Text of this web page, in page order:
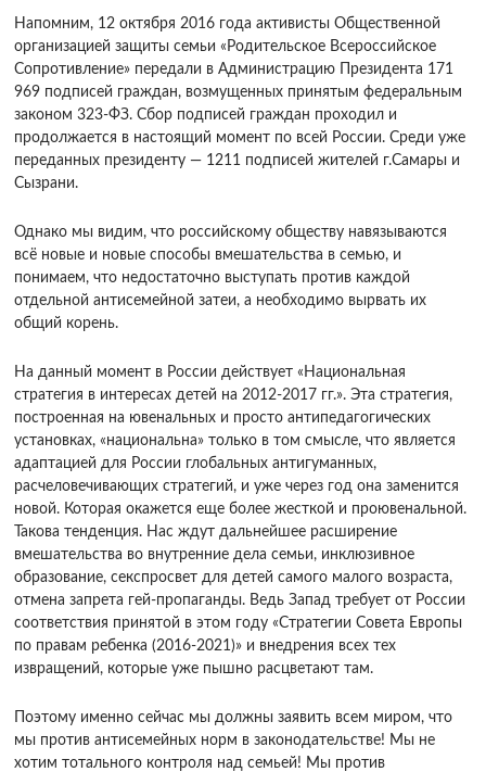
Напомним, 12 октября 2016 года активисты Общественной
организацией защиты семьи «Родительское Всероссийское
Сопротивление» передали в Администрацию Президента 171
969 подписей граждан, возмущенных принятым федеральным
законом 323-ФЗ. Сбор подписей граждан проходил и
продолжается в настоящий момент по всей России. Среди уже
переданных президенту — 1211 подписей жителей г.Самары и
Сызрани.
Однако мы видим, что российскому обществу навязываются
всё новые и новые способы вмешательства в семью, и
понимаем, что недостаточно выступать против каждой
отдельной антисемейной затеи, а необходимо вырвать их
общий корень.
На данный момент в России действует «Национальная
стратегия в интересах детей на 2012-2017 гг.». Эта стратегия,
построенная на ювенальных и просто антипедагогических
установках, «национальна» только в том смысле, что является
адаптацией для России глобальных антигуманных,
расчеловечивающих стратегий, и уже через год она заменится
новой. Которая окажется еще более жесткой и проювенальной.
Такова тенденция. Нас ждут дальнейшее расширение
вмешательства во внутренние дела семьи, инклюзивное
образование, секспросвет для детей самого малого возраста,
отмена запрета гей-пропаганды. Ведь Запад требует от России
соответствия принятой в этом году «Стратегии Совета Европы
по правам ребенка (2016-2021)» и внедрения всех тех
извращений, которые уже пышно расцветают там.
Поэтому именно сейчас мы должны заявить всем миром, что
мы против антисемейных норм в законодательстве! Мы не
хотим тотального контроля над семьей! Мы против